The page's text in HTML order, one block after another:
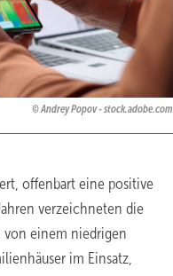
Andrey Popov - stock.adobe.com
offenbart eine positive
verzeichneten die
von einem niedrigen
im Einsatz,